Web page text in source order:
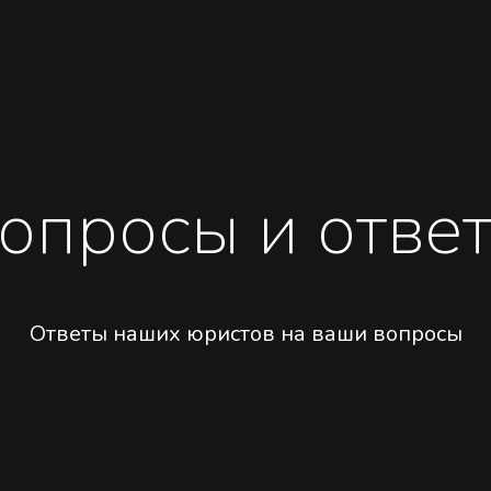
и
Ответы наших юристов на ваши вопросы